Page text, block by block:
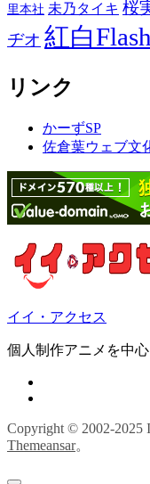
里本社 未乃タイキ 桜
ヂオ 紅白
リンク
かーずSP
佐倉葉ウェブ文
イイ・アクセス
個人制作アニメを中
Copyright © 2002-2025
Themeansar。